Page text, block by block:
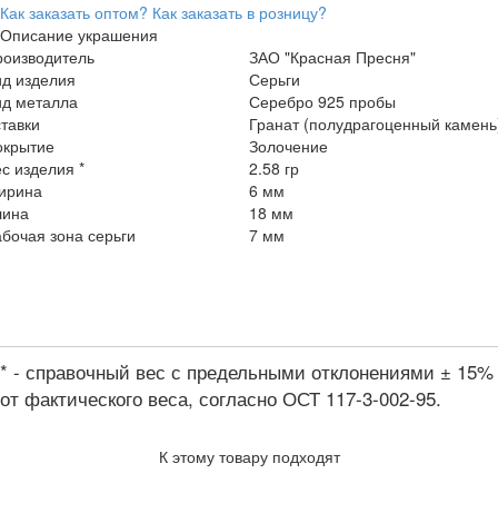
Как заказать оптом? Как заказать в розницу?
Описание украшения
ЗАО "Красная Пресня"
изделия
Серьги
металла
Серебро 925 пробы
Гранат (полудрагоценный
Золочение
изделия *
2.58 гр
6 мм
18 мм
зона серьги
7 мм
* - справочный вес с предельными отклонениями ± 15%
от фактического веса, согласно ОСТ 117-3-002-95.
К этому товару подходят